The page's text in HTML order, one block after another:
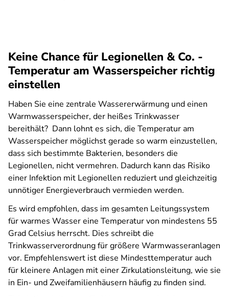
Keine Chance für Legionellen & Co. -
Temperatur am Wasserspeicher richtig
einstellen
Haben Sie eine zentrale Wassererwärmung und einen
Warmwasserspeicher, der heißes Trinkwasser
bereithält? Dann lohnt es sich, die Temperatur am
Wasserspeicher möglichst gerade so warm einzustellen,
dass sich bestimmte Bakterien, besonders die
Legionellen, nicht vermehren. Dadurch kann das Risiko
einer Infektion mit Legionellen reduziert und gleichzeitig
unnötiger Energieverbrauch vermieden werden.
Es wird empfohlen, dass im gesamten Leitungssystem
für warmes Wasser eine Temperatur von mindestens 55
Grad Celsius herrscht. Dies schreibt die
Trinkwasserverordnung für größere Warmwasseranlagen
vor. Empfehlenswert ist diese Mindesttemperatur auch
für kleinere Anlagen mit einer Zirkulationsleitung, wie sie
in Ein- und Zweifamilienhäusern häufig zu finden sind.